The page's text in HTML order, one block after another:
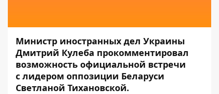
Министр иностранных дел Украины
Дмитрий Кулеба прокомментировал
возможность официальной встречи
с лидером оппозиции Беларуси
Светланой Тихановской.